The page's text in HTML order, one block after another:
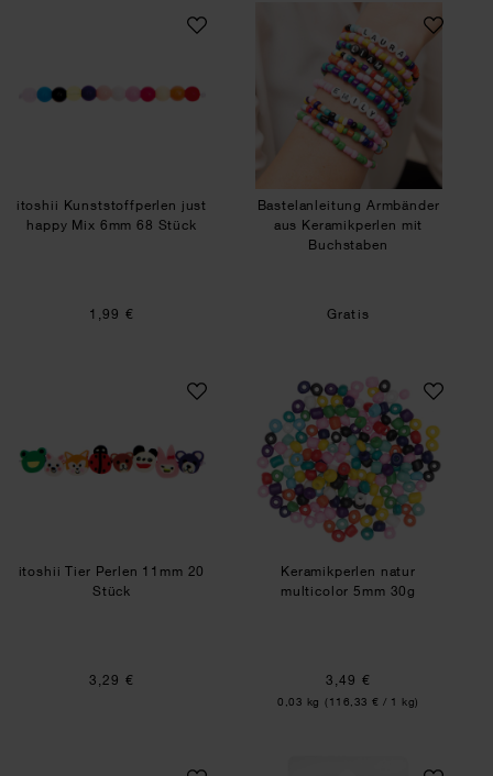
itoshii Kunststoffperlen just happy Mix 6mm 68
itoshii Kunststoffperlen just
happy Mix 6mm 68 Stück
1,99 €
Bastelanleitung
Bastelanleitung Armbänder
aus Keramikperlen mit
Buchstaben
Gratis
itoshii Tier Perlen 11mm 20 Stück
itoshii Tier Perlen 11mm 20
Stück
3,29 €
Keramikperlen
Keramikperlen natur
multicolor 5mm 30g
3,49 €
Inhalt:
0,03 kg (116,33 € / 1 kg)
itoshii Stern Perlen transparent Farbmix
itoshii